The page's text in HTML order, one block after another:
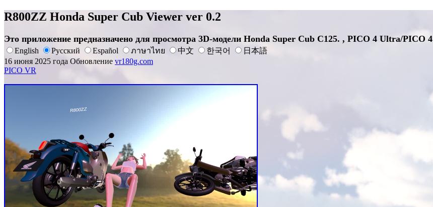
R800ZZ Honda Super Cub Viewer ver 0.2
Это приложение предназначено для просмотра 3D-модели Honda Super Cub C125. , PICO 4 Ultra/PICO 4
English Русский Español ภาษาไทย 中文 한국어
日本語
16 июня 2025 года Обновление vr180g.com
PICO VR